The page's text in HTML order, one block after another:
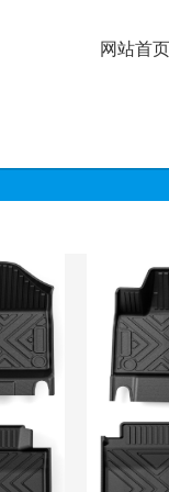
网站首页